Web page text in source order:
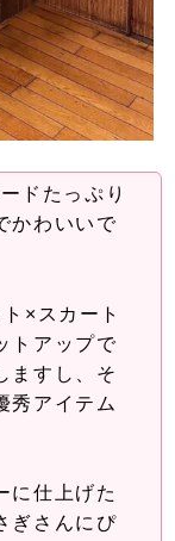
ドたっぷり
かわいいで
×スカート
トアップで
ますし、そ
秀アイテム
に仕上げた
ぎさんにぴ